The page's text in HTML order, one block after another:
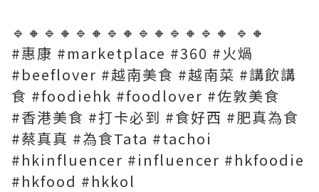
🔹🔸🔹🔸🔹🔸🔹🔸🔹🔸🔹🔸🔹🔸 🔹🔸
#惠康 #marketplace #360 #火煱
#beeflover #越南美食 #越南菜 #講飲講
食 #foodiehk #foodlover #佐敦美食
#香港美食 #打卡必到 #食好西 #肥真為食
#蔡真真 #為食Tata #tachoi
#hkinfluencer #influencer #hkfoodie
#hkfood #hkkol